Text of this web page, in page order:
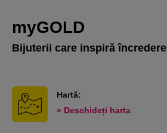
myGOLD
Bijuterii care inspiră încredere
Hartă:
» Deschideți harta